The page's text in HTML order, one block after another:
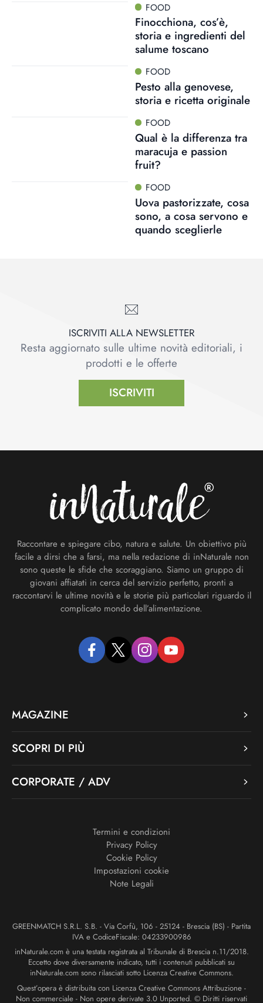
FOOD
Finocchiona, cos’è,
storia e ingredienti del
salume toscano
FOOD
Pesto alla genovese,
storia e ricetta originale
FOOD
Qual è la differenza tra
maracuja e passion
fruit?
FOOD
Uova pastorizzate, cosa
sono, a cosa servono e
quando sceglierle
ISCRIVITI ALLA NEWSLETTER
Resta aggiornato sulle ultime novità editoriali, i
prodotti e le offerte
ISCRIVITI
Raccontare e spiegare cibo, natura e salute. Un obiettivo più
facile a dirsi che a farsi, ma nella redazione di inNaturale non
sono queste le sfide che scoraggiano. Siamo un gruppo di
giovani affiatati in cerca del servizio perfetto, pronti a
raccontarvi le ultime novità e le storie più particolari riguardo il
complicato mondo dell’alimentazione.
facebooktwitter instagramyoutube
MAGAZINE
SCOPRI DI PIÙ
CORPORATE / ADV
Termini e condizioni
Privacy Policy
Cookie Policy
Impostazioni cookie
Note Legali
GREENMATCH S.R.L. S.B. - Via Corfù, 106 - 25124 - Brescia (BS) - Partita
IVA e CodiceFiscale: 04233900986
inNaturale.com è una testata registrata al Tribunale di Brescia n.11/2018.
Eccetto dove diversamente indicato, tutti i contenuti pubblicati su
inNaturale.com sono rilasciati sotto Licenza Creative Commons.
Quest’opera è distribuita con Licenza Creative Commons Attribuzione -
Non commerciale - Non opere derivate 3.0 Unported. © Diritti riservati